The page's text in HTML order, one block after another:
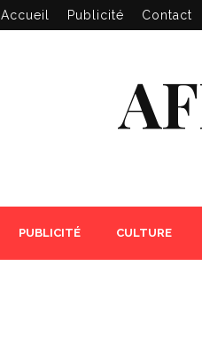
Accueil Publicité Contact
PUBLICITÉ CULTURE